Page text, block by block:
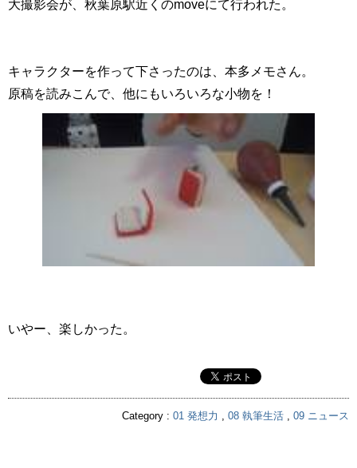
大撮影会が、秋葉原駅近くのmoveにて行われた。
キャラクターを作って下さったのは、本多メモさん。
原稿を読みこんで、他にもいろいろな小物を！
いやー、楽しかった。
Category : 01 発想力 , 08 執筆生活 , 09 ニュース